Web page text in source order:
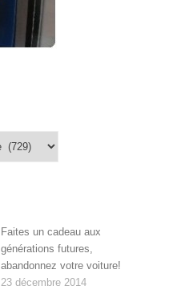
Faites un cadeau aux
générations futures,
abandonnez votre voiture!
23 décembre 2014